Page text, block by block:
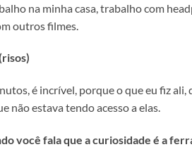
na minha casa, trabalho com
outros filmes.
é incrível, porque o que eu fiz
não estava tendo acesso a elas.
você fala que a curiosidade é a